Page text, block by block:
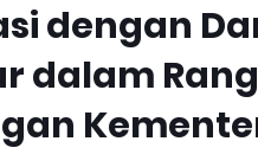
dengan
dalam